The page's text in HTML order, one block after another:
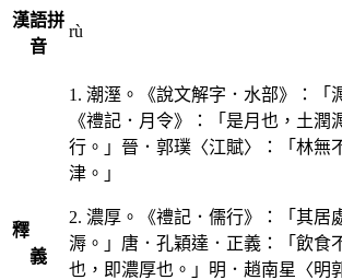
漢語拼
音
rù
釋
義
1. 潮溼。《說文解字．水部》：「
《禮記．月令》：「是月也，土潤
行。」晉．郭璞〈江賦〉：「林無
津。」
2. 濃厚。《禮記．儒行》：「其居
溽。」唐．孔穎達．正義：「飲食
也，即濃厚也。」明．趙南星〈明